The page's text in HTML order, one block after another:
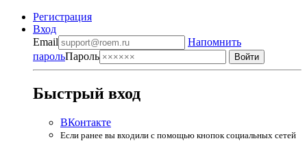
Регистрация
Вход
Email
Напомнить
парольПароль
Быстрый вход
ВКонтакте
Если ранее вы входили с помощью кнопок социальных сетей